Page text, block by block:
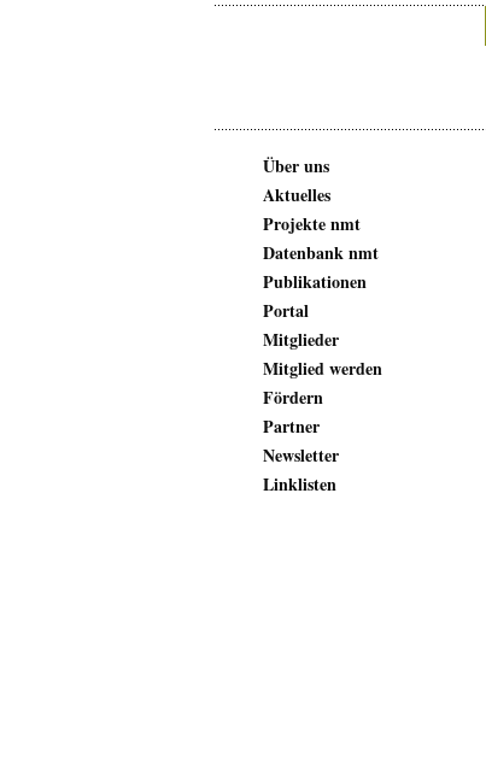
Über uns
Aktuelles
Projekte nmt
Datenbank nmt
Publikationen
Portal
Mitglieder
Mitglied werden
Fördern
Partner
Newsletter
Linklisten